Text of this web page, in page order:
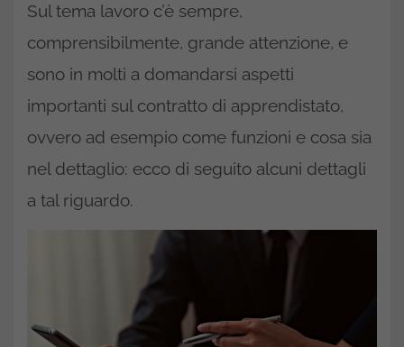
Sul tema lavoro c’è sempre,
comprensibilmente, grande attenzione, e
sono in molti a domandarsi aspetti
importanti sul contratto di apprendistato,
ovvero ad esempio come funzioni e cosa sia
nel dettaglio: ecco di seguito alcuni dettagli
a tal riguardo.